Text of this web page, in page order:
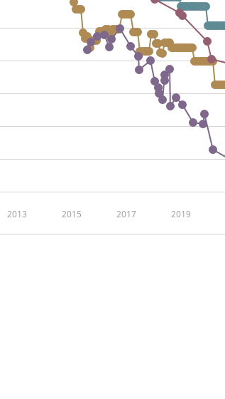
2013 2015 2017 2019